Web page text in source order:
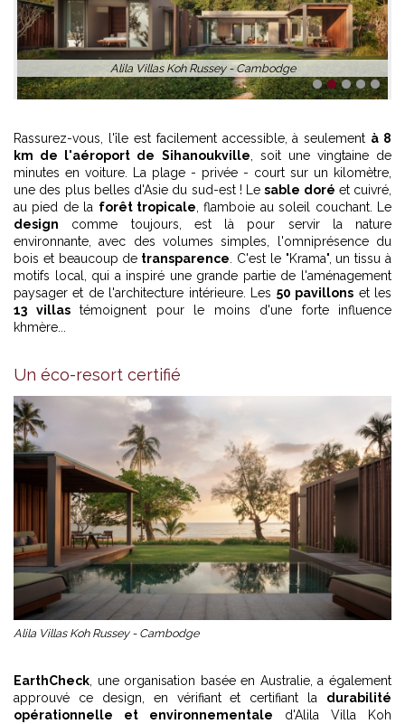
1 2 3 4 5
Rassurez-vous, l'île est facilement accessible, à seulement à 8
km de l'aéroport de Sihanoukville , soit une vingtaine de
minutes en voiture. La plage - privée - court sur un kilomètre,
une des plus belles d'Asie du sud-est ! Lesable doré et cuivré,
au pied de la forêt tropicale , flamboie au soleil couchant. Le
design comme toujours, est là pour servir la nature
environnante, avec des volumes simples, l'omniprésence du
bois et beaucoup de transparence . C'est le "Krama", un tissu à
motifs local, qui a inspiré une grande partie de l'aménagement
paysager et de l'architecture intérieure. Les 50 pavillons et les
13 villastémoignent pour le moins d'une forte influence
khmère...
Un éco-resort certifié
Alila Villas Koh Russey - Cambodge
EarthCheck, une organisation basée en Australie, a également
approuvé ce design, en vérifiant et certifiant la durabilité
opérationnelle et environnementale d'Alila Villa Koh